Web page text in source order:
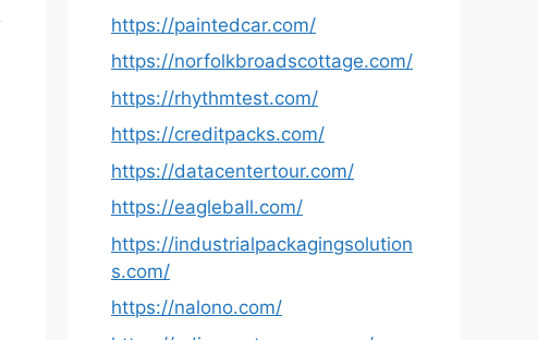
https://paintedcar.com/
https://norfolkbroadscottage.com/
https://rhythmtest.com/
https://creditpacks.com/
https://datacentertour.com/
https://eagleball.com/
https://industrialpackagingsolution
s.com/
https://nalono.com/